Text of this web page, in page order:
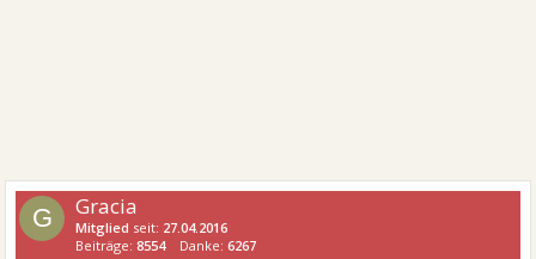
G Gracia
Mitglied seit: 27.04.2016
Beiträge:8554 Danke:6267